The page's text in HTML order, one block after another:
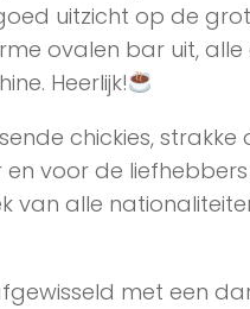
uitzicht op de
ovalen bar uit,
Heerlijk!
chickies, strakke
voor de
van alle
met een